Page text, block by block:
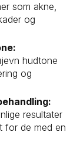
som akne,
og
hudtone
og
resultater
for de med en